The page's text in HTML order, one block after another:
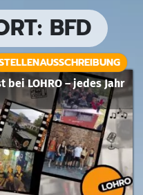
BFD
LOHRO – jedes Jahr